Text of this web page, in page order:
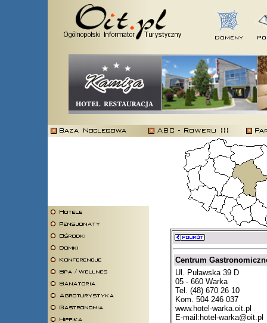
Centrum
Ul. Puławska 39 D
05 - 660 Warka
Tel. (48) 670 26 10
Kom. 504 246 037
www.hotel-warka.oit.pl
E-mail: hotel-warka@oit.pl